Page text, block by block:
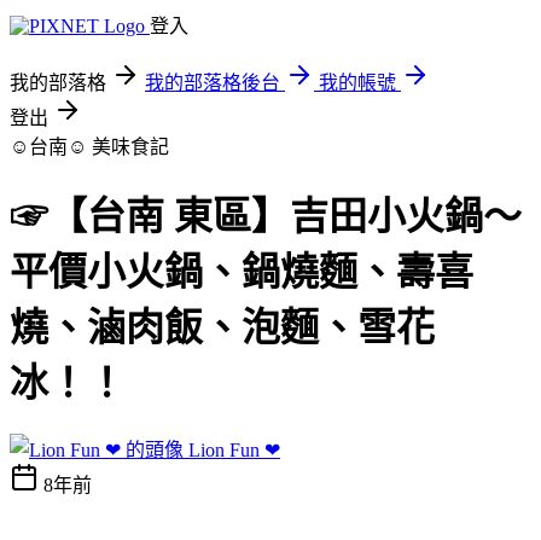
登入
我的部落格 我的部落格後台
我的帳號
登出
☺台南☺ 美味食記
☞【台南 東區】吉田小火鍋～
平價小火鍋、鍋燒麵、壽喜
燒、滷肉飯、泡麵、雪花
冰！！
Lion Fun ❤
8年前